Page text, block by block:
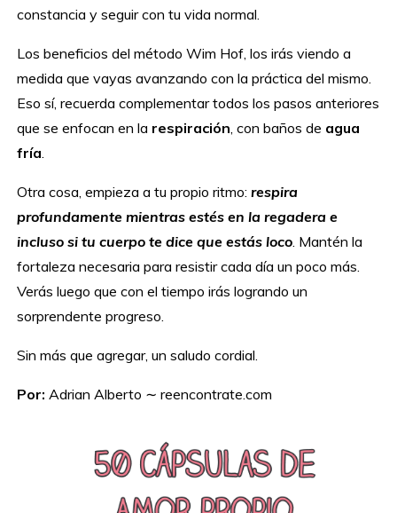
constancia y seguir con tu vida normal.
Los beneficios del método Wim Hof, los irás viendo a
medida que vayas avanzando con la práctica del mismo.
Eso sí, recuerda complementar todos los pasos anteriores
que se enfocan en la respiración , con baños de agua
fría
Otra cosa, empieza a tu propio ritmo:respira
profundamente mientras estés en la regadera e
incluso si tu cuerpo te dice que estás loco . Mantén la
fortaleza necesaria para resistir cada día un poco más.
Verás luego que con el tiempo irás logrando un
sorprendente progreso.
Sin más que agregar, un saludo cordial.
Por: Adrian Alberto ∼ reencontrate.com